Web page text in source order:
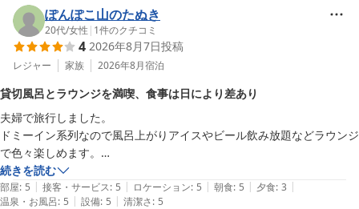
ぽんぽこ山のたぬき
20代/女性 | 1件のクチコミ
4 2026年8月7日投稿
レジャー 家族 2026年8月宿泊
貸切風呂とラウンジを満喫、食事は日により差あり
夫婦で旅行しました。
ドミーイン系列なので風呂上がりアイスやビール飲み放題などラウンジ
で色々楽しめます。
部屋も清潔、貸切風呂は使いたい放題で予約なしで利用出来るので空い
ているのを確認して入れるのがよかったです。
続きを読む
部屋: 5 | 接客・サービス: 5 | ロケーション: 5 | 朝食: 5 | 夕食: 3 |
温泉・お風呂: 5 | 設備: 5 | 清潔さ: 5